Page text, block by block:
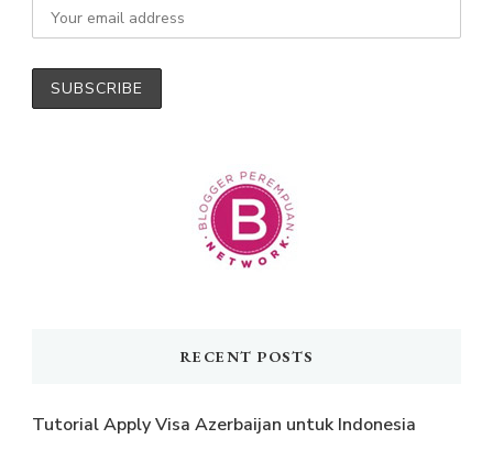
RECENT POSTS
Tutorial Apply Visa Azerbaijan untuk Indonesia